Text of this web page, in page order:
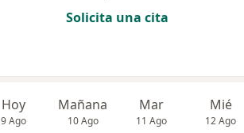
Solicita una cita
Hoy
9 Ago
Mañana
10 Ago
Mar
11 Ago
Mié
12 Ago